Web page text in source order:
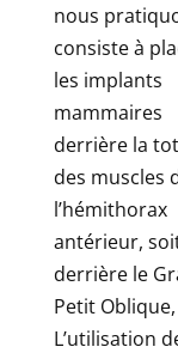
nous
consiste à
les implants
mammaires
derrière la
des muscles
l’hémithorax
antérieur,
derrière le
Petit
L’utilisation